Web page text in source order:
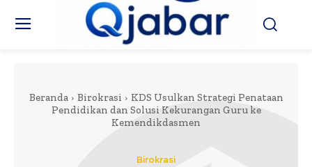
Beranda Birokrasi
KDS Usulkan Strategi Penataan
Pendidikan dan Solusi Kekurangan Guru ke
Kemendikdasmen
Birokrasi